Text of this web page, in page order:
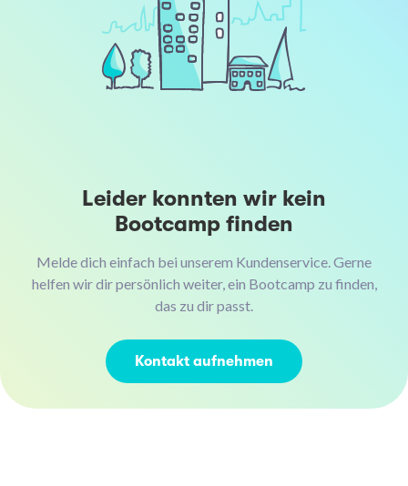
Leider konnten wir kein
Bootcamp finden
Melde dich einfach bei unserem Kundenservice. Gerne
helfen wir dir persönlich weiter, ein Bootcamp zu finden,
das zu dir passt.
Kontakt aufnehmen